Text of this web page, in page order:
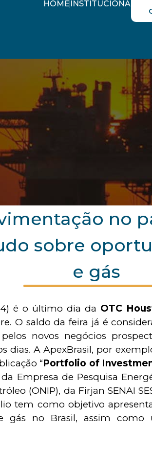
HOME INSTITUCIONAL
no
sobre
e gás
é o último dia da OTC
O saldo da feira já é
novos negócios
dias. A ApexBrasil, por
“Portfolio of
Empresa de Pesquisa
(ONIP), da Firjan SENAI
tem como objetivo
gás no Brasil, assim como